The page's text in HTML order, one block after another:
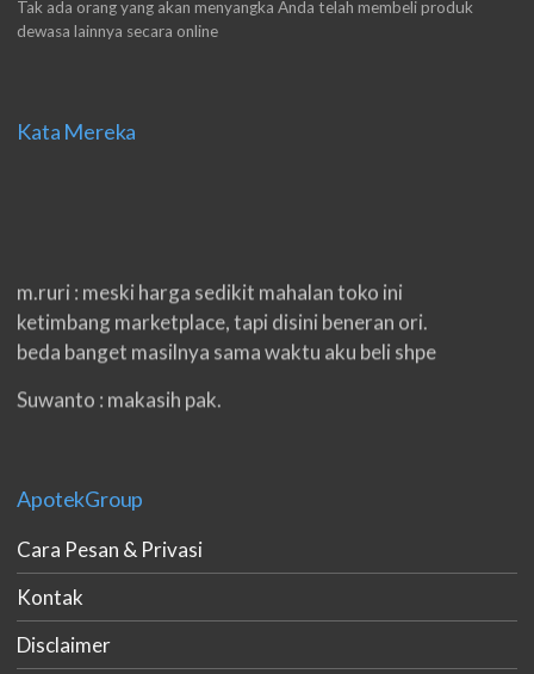
Tak ada orang yang akan menyangka Anda telah membeli produk
dewasa lainnya secara online
Kata Mereka
m.ruri : meski harga sedikit mahalan toko ini
ketimbang marketplace, tapi disini beneran ori.
beda banget masilnya sama waktu aku beli shpe
Suwanto : makasih pak.
produknya. tetep jaga kualitas ya gan.
eko padang : ko brang udh sampek, kan bru 2 hri
gan. cpet bgt
h.dzowi : ampuh mas kamu punya viagra, saya
kasih bintang 5 pokoknya. oh iya mas, napa tidak
ApotekGroup
Cara Pesan & Privasi
Kontak
Disclaimer